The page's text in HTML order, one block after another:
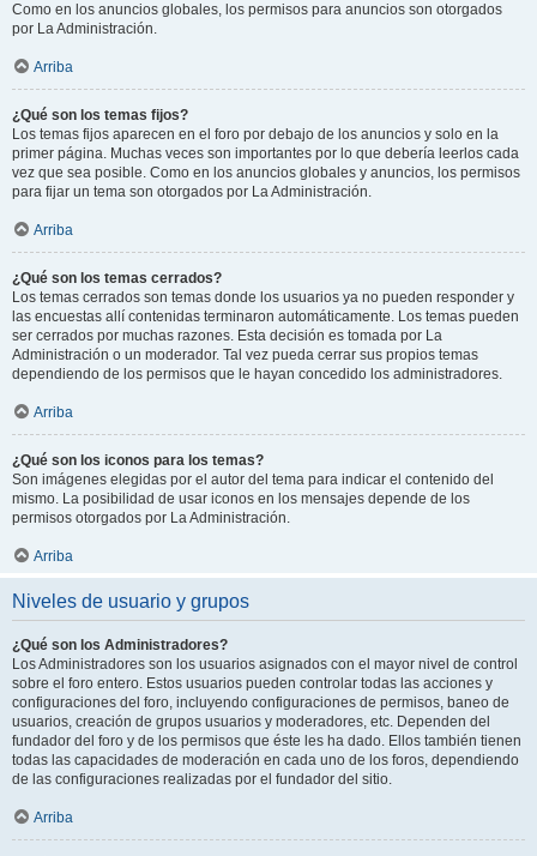
Como en los anuncios globales, los permisos para anuncios son otorgados
por La Administración.
Arriba
¿Qué son los temas fijos?
Los temas fijos aparecen en el foro por debajo de los anuncios y solo en la
primer página. Muchas veces son importantes por lo que debería leerlos cada
vez que sea posible. Como en los anuncios globales y anuncios, los permisos
para fijar un tema son otorgados por La Administración.
Arriba
¿Qué son los temas cerrados?
Los temas cerrados son temas donde los usuarios ya no pueden responder y
las encuestas allí contenidas terminaron automáticamente. Los temas pueden
ser cerrados por muchas razones. Esta decisión es tomada por La
Administración o un moderador. Tal vez pueda cerrar sus propios temas
dependiendo de los permisos que le hayan concedido los administradores.
Arriba
¿Qué son los iconos para los temas?
Son imágenes elegidas por el autor del tema para indicar el contenido del
mismo. La posibilidad de usar iconos en los mensajes depende de los
permisos otorgados por La Administración.
Arriba
Niveles de usuario y grupos
¿Qué son los Administradores?
Los Administradores son los usuarios asignados con el mayor nivel de control
sobre el foro entero. Estos usuarios pueden controlar todas las acciones y
configuraciones del foro, incluyendo configuraciones de permisos, baneo de
usuarios, creación de grupos usuarios y moderadores, etc. Dependen del
fundador del foro y de los permisos que éste les ha dado. Ellos también tienen
todas las capacidades de moderación en cada uno de los foros, dependiendo
de las configuraciones realizadas por el fundador del sitio.
Arriba